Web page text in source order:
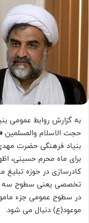
به گزارش روابط عمومی
حجت الاسلام والمسلمین
بنیاد فرهنگی حضرت
برای ماه محرم حسینی،
کادرسازی در حوزه
تخصصی یعنی سطوح سه
در سطوح عمومی جزء
موعود(ع) دنبال می شود.